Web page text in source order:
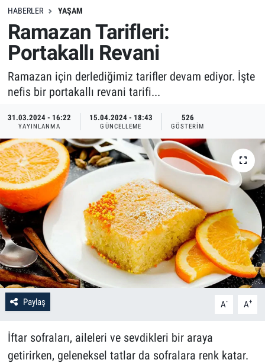
HABERLER YAŞAM
Ramazan Tarifleri:
Portakallı Revani
Ramazan için derlediğimiz tarifler devam ediyor. İşte
nefis bir portakallı revani tarifi...
31.03.2024 - 16:22
YAYINLANMA
15.04.2024 - 18:43
GÜNCELLEME
526
GÖSTERIM
Paylaş A- A+
İftar sofraları, aileleri ve sevdikleri bir araya
getirirken, geleneksel tatlar da sofralara renk katar.